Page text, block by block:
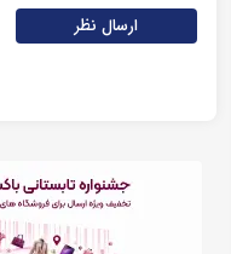
ارسال نظر